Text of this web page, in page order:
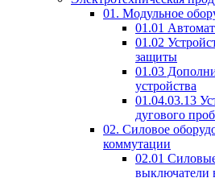
01. Модульное
01.01
01.02
защиты
01.03
устройства
01.04.03.13
дугового
02. Силовое
коммутации
02.01
выключатели